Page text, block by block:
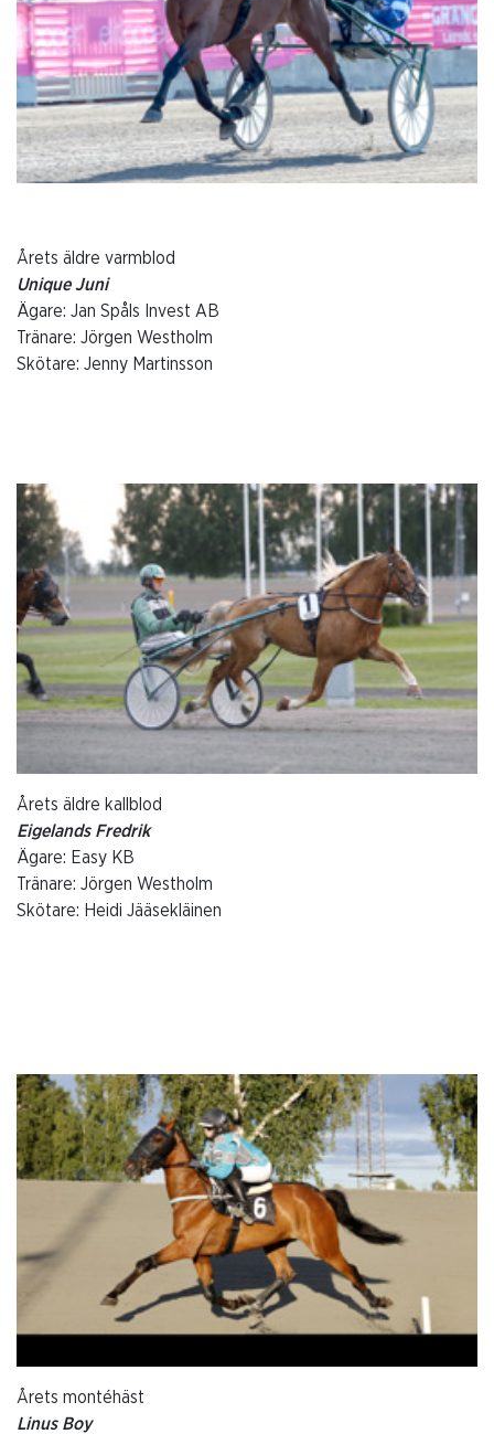
Årets äldre varmblod
Unique Juni
Ägare: Jan Spåls Invest AB
Tränare: Jörgen Westholm
Skötare: Jenny Martinsson
Årets äldre kallblod
Eigelands Fredrik
Ägare: Easy KB
Tränare: Jörgen Westholm
Skötare: Heidi Jääsekläinen
Årets montéhäst
Linus Boy